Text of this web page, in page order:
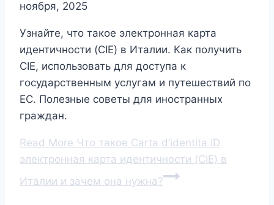
ноября, 2025
Узнайте, что такое электронная карта
идентичности (CIE) в Италии. Как получить
CIE, использовать для доступа к
государственным услугам и путешествий по
ЕС. Полезные советы для иностранных
граждан.
Read More Что такое Carta d’identita ID
электронная карта идентичности (CIE) в
Италии и зачем она нужна?